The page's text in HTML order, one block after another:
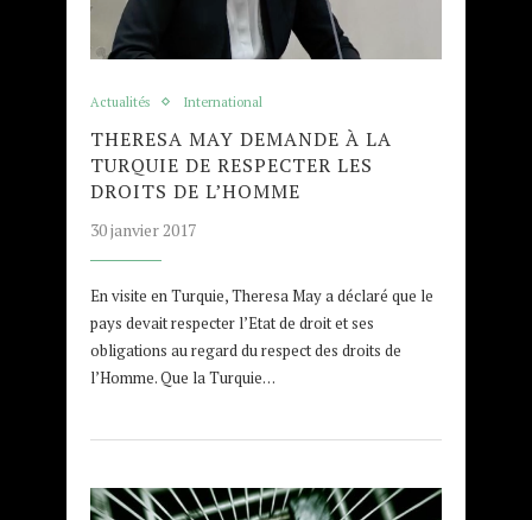
Actualités International
THERESA MAY DEMANDE À LA
TURQUIE DE RESPECTER LES
DROITS DE L’HOMME
30 janvier 2017
En visite en Turquie, Theresa May a déclaré que le
pays devait respecter l’Etat de droit et ses
obligations au regard du respect des droits de
l’Homme. Que la Turquie…